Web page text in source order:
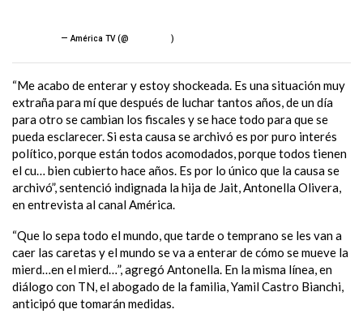
— América TV (@ )
“Me acabo de enterar y estoy shockeada. Es una situación muy
extraña para mí que después de luchar tantos años, de un día
para otro se cambian los fiscales y se hace todo para que se
pueda esclarecer. Si esta causa se archivó es por puro interés
político, porque están todos acomodados, porque todos tienen
el cu… bien cubierto hace años. Es por lo único que la causa se
archivó”, sentenció indignada la hija de Jait, Antonella Olivera,
en entrevista al canal América.
“Que lo sepa todo el mundo, que tarde o temprano se les van a
caer las caretas y el mundo se va a enterar de cómo se mueve la
mierd…en el mierd…”, agregó Antonella. En la misma línea, en
diálogo con TN, el abogado de la familia, Yamil Castro Bianchi,
anticipó que tomarán medidas.